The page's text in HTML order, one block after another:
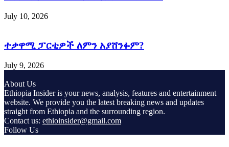
July 10, 2026
ተቃዋሚ ፓርቲዎች ለምን አያሸንፉም?
July 9, 2026
About Us
Ethiopia Insider is your news, analysis, features and entertainment
website. We provide you the latest breaking news and updates
straight from Ethiopia and the surrounding region.
Contact us: ethioinsider@gmail.com
Follow Us